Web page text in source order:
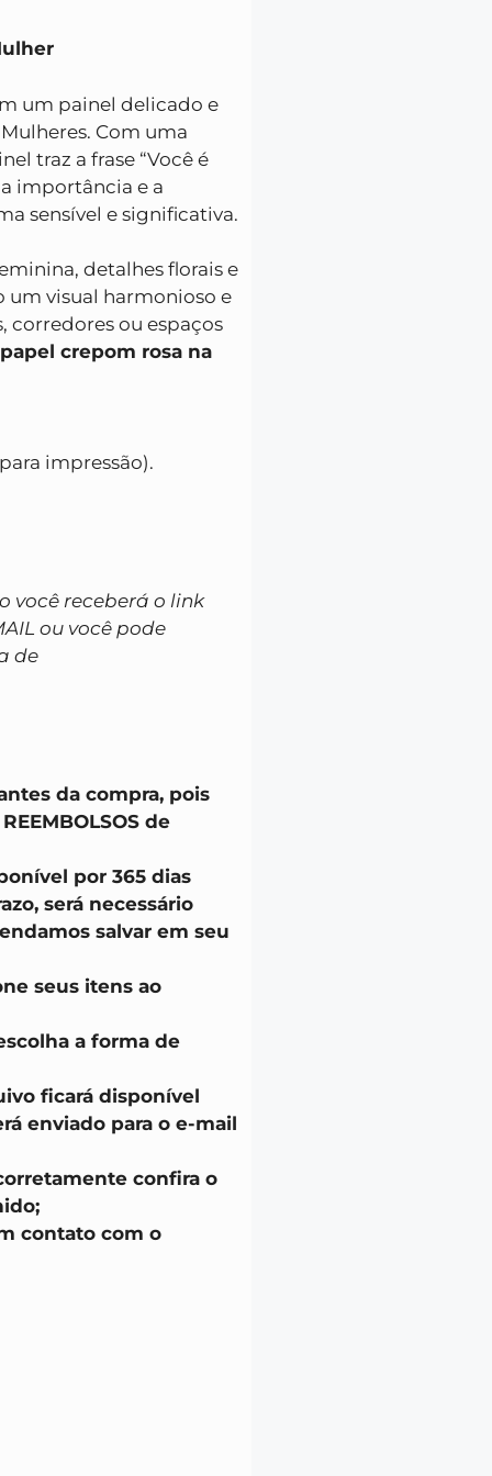
um painel delicado e
Com uma
traz a frase “Você é
importância e a
sensível e significativa.
detalhes florais e
um visual harmonioso e
corredores ou espaços
crepom rosa na
impressão).
você receberá o link
ou você pode
de
da compra, pois
de
por 365 dias
será necessário
salvar em seu
seus itens ao
a forma de
ficará disponível
enviado para o e-mail
confira o
contato com o